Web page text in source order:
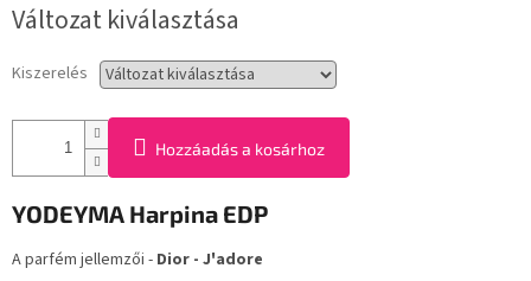
Változat kiválasztása
Kiszerelés
Hozzáadás a kosárhoz
YODEYMA Harpina EDP
A parfém jellemzői - Dior - J'adore